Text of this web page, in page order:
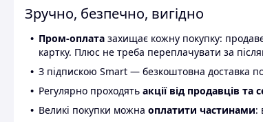
Зручно, безпечно, вигідно
Пром-оплата захищає кожну покупку:
картку. Плюс не треба переплачувати за
З підпискою Smart — безкоштовна доставка по
Регулярно проходять акції від продавців та
Великі покупки можна оплатити частинами: